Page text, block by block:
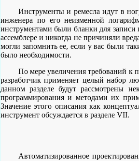
Инструменты и ремесла идут в
инженера по его неизменной
инструментами были бланки для
ассемблере и никогда не причиняли
могли запомнить ее, если у вас были
было необходимости.
По мере увеличения требований к
разработчик применяет целый набор
данном разделе будут рассмотрены
программирования и методами их
Значение этого описания как
инструмент обсуждается в разделе VII.
Автоматизированное